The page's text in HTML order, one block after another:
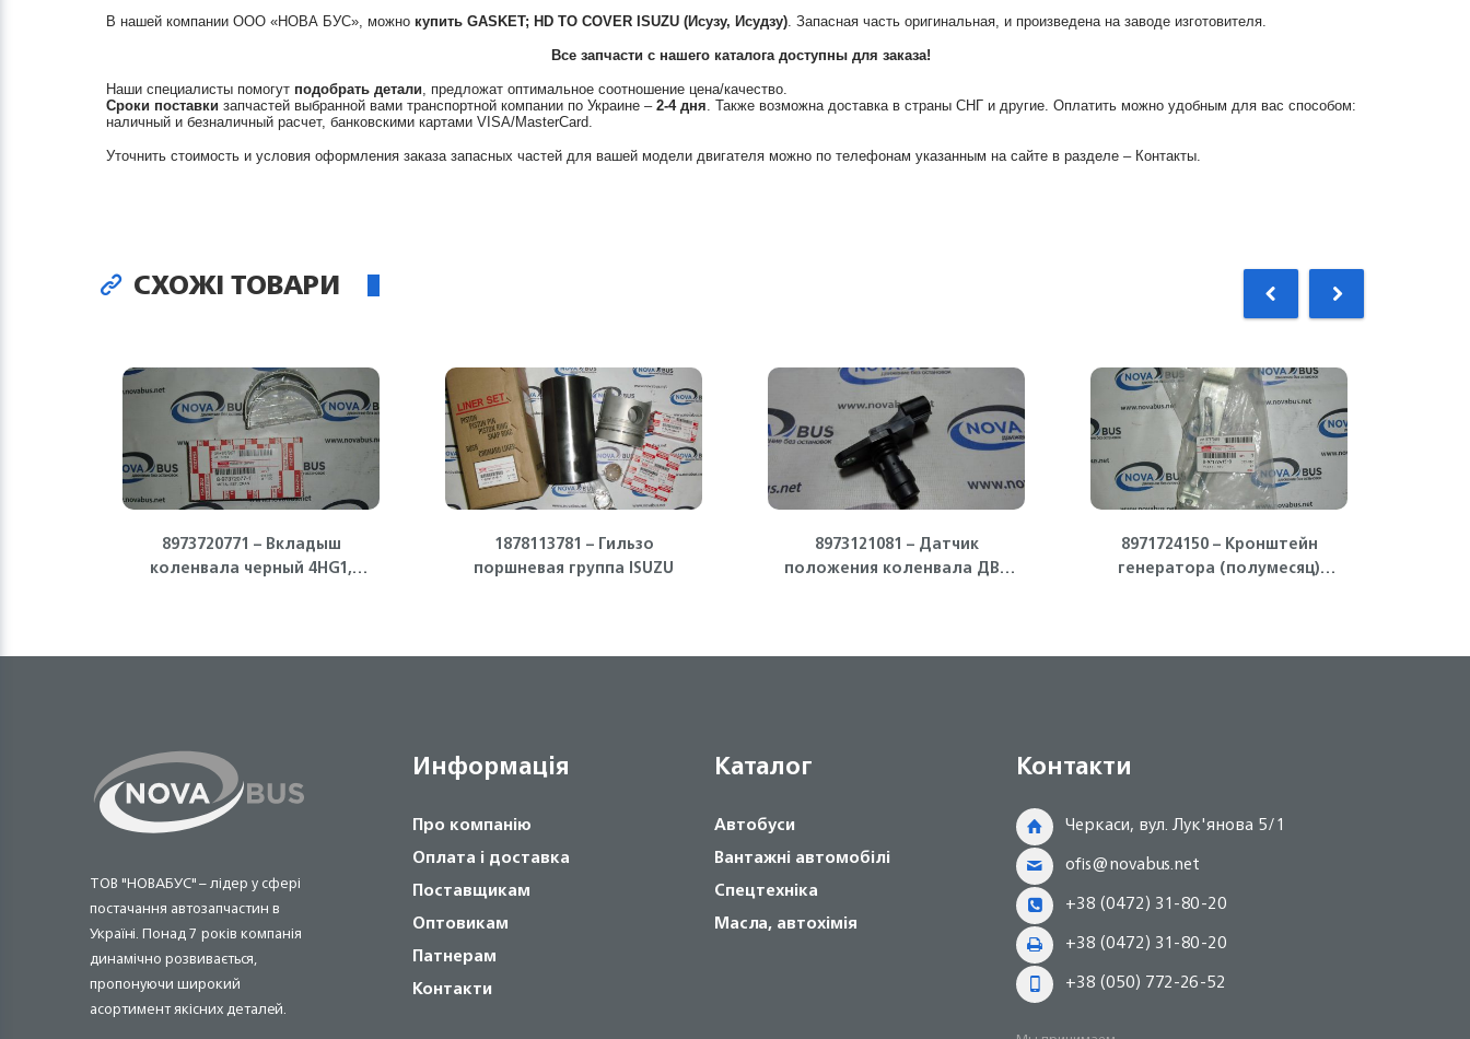
В нашей компании ООО «НОВА БУС», можно купить GASKET; HD TO COVER ISUZU (Исузу, Исудзу). Запасная часть оригинальная, и произведена на заводе изготовителя.
Все запчасти с нашего каталога доступны для заказа!
Наши специалисты помогут подобрать детали, предложат оптимальное соотношение цена/качество.
Сроки поставки запчастей выбранной вами транспортной компании по Украине – 2-4 дня. Также возможна доставка в страны СНГ и другие. Оплатить можно удобным для вас способом:
наличный и безналичный расчет, банковскими картами VISA/MasterCard.
Уточнить стоимость и условия оформления заказа запасных частей для вашей модели двигателя можно по телефонам указанным на сайте в разделе – Контакты.
СХОЖІ ТОВАРИ
8973720771 – Вкладыш
коленвала черный 4HG1,
1878113781 – Гильзо
поршневая группа ISUZU
8973121081 – Датчик
положения коленвала ДВС
8971724150 – Кронштейн
генератора (полумесяц)
ТОВ "НОВАБУС" – лідер у сфері
постачання автозапчастин в
Україні. Понад 7 років компанія
динамічно розвивається,
пропонуючи широкий
асортимент якісних деталей.
Информація
Про компанію
Оплата і доставка
Поставщикам
Оптовикам
Патнерам
Контакти
Каталог
Автобуси
Вантажні автомобілі
Спецтехніка
Масла, автохімія
Контакти
Черкаси, вул. Лук'янова 5/1
ofis@novabus.net
+38 (0472) 31-80-20
+38 (0472) 31-80-20
+38 (050) 772-26-52